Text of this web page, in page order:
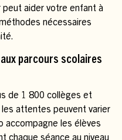
peut aider votre enfant à
nécessaires
parcours scolaires
de 1 800 collèges et
les attentes peuvent varier
accompagne les élèves
chaque séance au niveau